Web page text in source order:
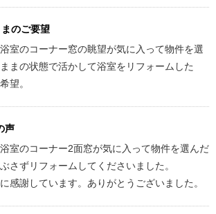
のご要望
室のコーナー窓の眺望が気に入って物件を選
まの状態で活かして浴室をリフォームした
望。
声
室のコーナー2面窓が気に入って物件を選んだ
さずリフォームしてくださいました。
感謝しています。ありがとうございました。